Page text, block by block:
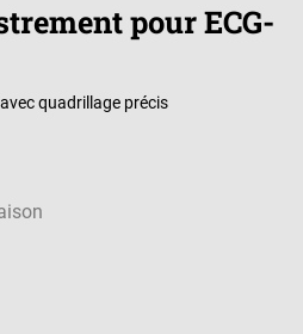
pour ECG-
quadrillage précis